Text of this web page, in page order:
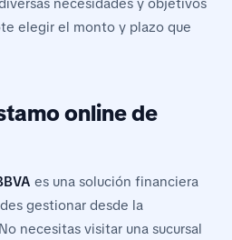
necesidades y objetivos
elegir el monto y plazo que
online de
es una solución financiera
gestionar desde la
necesitas visitar una sucursal